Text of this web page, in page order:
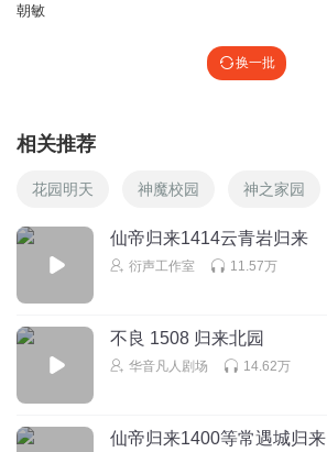
朝敏
换一批
相关推荐
花园明天 神魔校园 神之家园
仙帝归来1414云青岩归来
衍声工作室 11.57万
不良 1508 归来北园
华音凡人剧场 14.62万
仙帝归来1400等常遇城归来